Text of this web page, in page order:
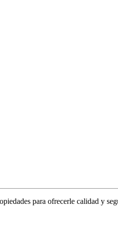
para ofrecerle calidad y